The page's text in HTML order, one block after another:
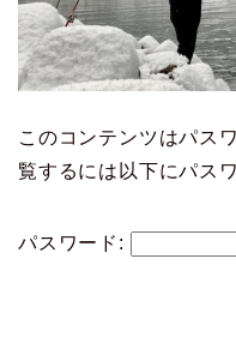
このコンテンツはパス
覧するには以下にパス
パスワード: